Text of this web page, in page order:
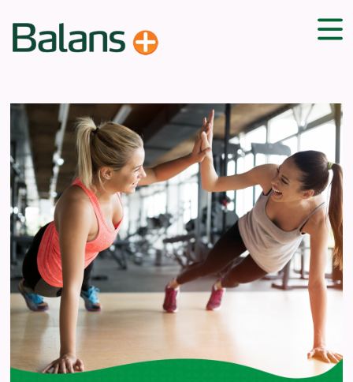
СОВЕТИ
ВЕЖБИ
ПЛАН ЗА ИСХРАНА
ЗДРАВИ РЕЦЕПТИ
БЛОГ
ПРОИЗВОДИ
КАМПАЊИ
ЧПП